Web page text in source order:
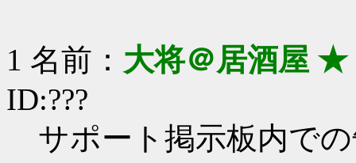
1 名前： 大将＠居酒屋 ★
ID:???
サポート掲示板内で